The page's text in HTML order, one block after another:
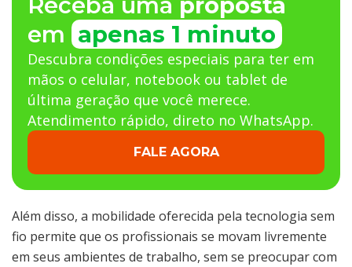
em apenas 1 minuto
Descubra condições especiais para ter em
mãos o celular, notebook ou tablet de
última geração que você merece.
Atendimento rápido, direto no WhatsApp.
FALE AGORA
Além disso, a mobilidade oferecida pela tecnologia sem
fio permite que os profissionais se movam livremente
em seus ambientes de trabalho, sem se preocupar com